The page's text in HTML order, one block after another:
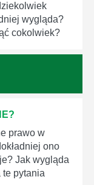
wygląda?
cokolwiek?
prawo w
ono
Jak wygląda
pytania